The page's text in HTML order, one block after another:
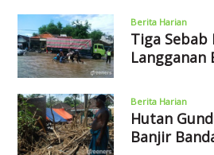
Berita Harian
Tiga Sebab
Langganan
Berita Harian
Hutan
Banjir